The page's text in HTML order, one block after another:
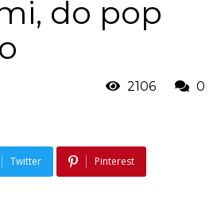
do pop
2106 0
Twitter Pinterest